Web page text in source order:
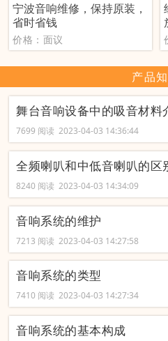
宁波音响维修，保持原装，
省时省钱
价格：面议
产品
舞台音响设备中的吸音材料
7699 阅读 2023-04-03 14:36:44
全频喇叭和中低音喇叭的区
8240 阅读 2023-04-03 14:34:09
音响系统的维护
7213 阅读 2023-04-03 14:27:58
音响系统的类型
7410 阅读 2023-04-03 14:27:34
音响系统的基本构成